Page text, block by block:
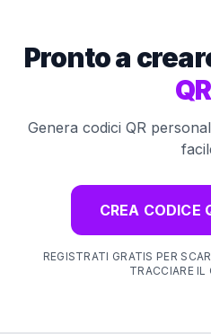
Pronto a
QR
Genera codici QR
CREA CODICE
REGISTRATI GRATIS PER
TRACCIARE IL